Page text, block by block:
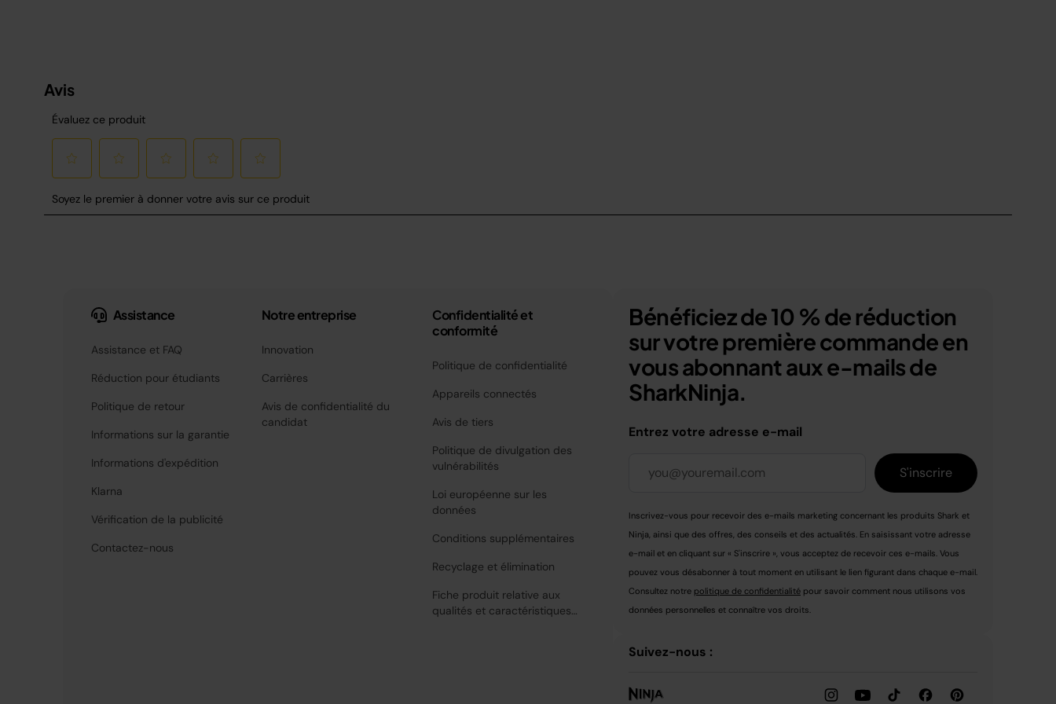
Assistance
Assistance et FAQ
Réduction pour étudiants
Politique de retour
Informations sur la garantie
Informations d'expédition
Klarna
Vérification de la publicité
Contactez-nous
Notre entreprise
Innovation
Carrières
Avis de confidentialité du
candidat
Confidentialité et
conformité
Politique de confidentialité
Appareils connectés
Avis de tiers
Politique de divulgation des
vulnérabilités
Loi européenne sur les
données
Conditions supplémentaires
Recyclage et élimination
Fiche produit relative aux
qualités et caractéristiques
Bénéficiez de 10 % de réduction
sur votre première commande en
vous abonnant aux e-mails de
SharkNinja.
Entrez votre adresse e-mail
S'inscrire
Inscrivez-vous pour recevoir des e-mails marketing concernant les produits Shark et
Ninja, ainsi que des offres, des conseils et des actualités. En saisissant votre adresse
e-mail et en cliquant sur « S'inscrire », vous acceptez de recevoir ces e-mails. Vous
pouvez vous désabonner à tout moment en utilisant le lien figurant dans chaque e-mail.
Consultez notre politique de confidentialité pour savoir comment nous utilisons vos
données personnelles et connaître vos droits.
Suivez-nous :